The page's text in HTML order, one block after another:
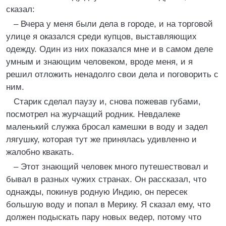
сказал:
– Вчера у меня были дела в городе, и на торговой
улице я оказался среди купцов, выставляющих
одежду. Один из них показался мне и в самом деле
умным и знающим человеком, вроде меня, и я
решил отложить ненадолго свои дела и поговорить с
ним.
Старик сделал паузу и, снова пожевав губами,
посмотрел на журчащий родник. Невдалеке
маленький служка бросал камешки в воду и задел
лягушку, которая тут же принялась удивленно и
жалобно квакать.
– Этот знающий человек много путешествовал и
бывал в разных чужих странах. Он рассказал, что
однажды, покинув родную Индию, он пересек
большую воду и попал в Мерику. Я сказал ему, что
должен подыскать пару новых ведер, потому что